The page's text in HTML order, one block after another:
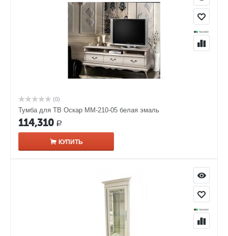
(0)
Тумба для ТВ Оскар ММ-210-05 белая эмаль
114,310 Р
КУПИТЬ